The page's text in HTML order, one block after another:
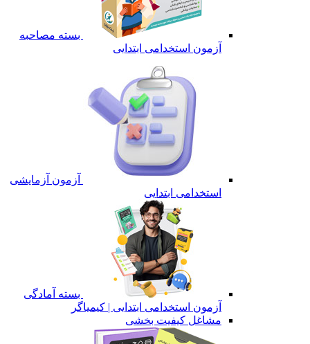
بسته مصاحبه
آزمون استخدامی ابتدایی
آزمون آزمایشی
استخدامی ابتدایی
بسته آمادگی
آزمون استخدامی ابتدایی | کیمیاگر
مشاغل کیفیت بخشی